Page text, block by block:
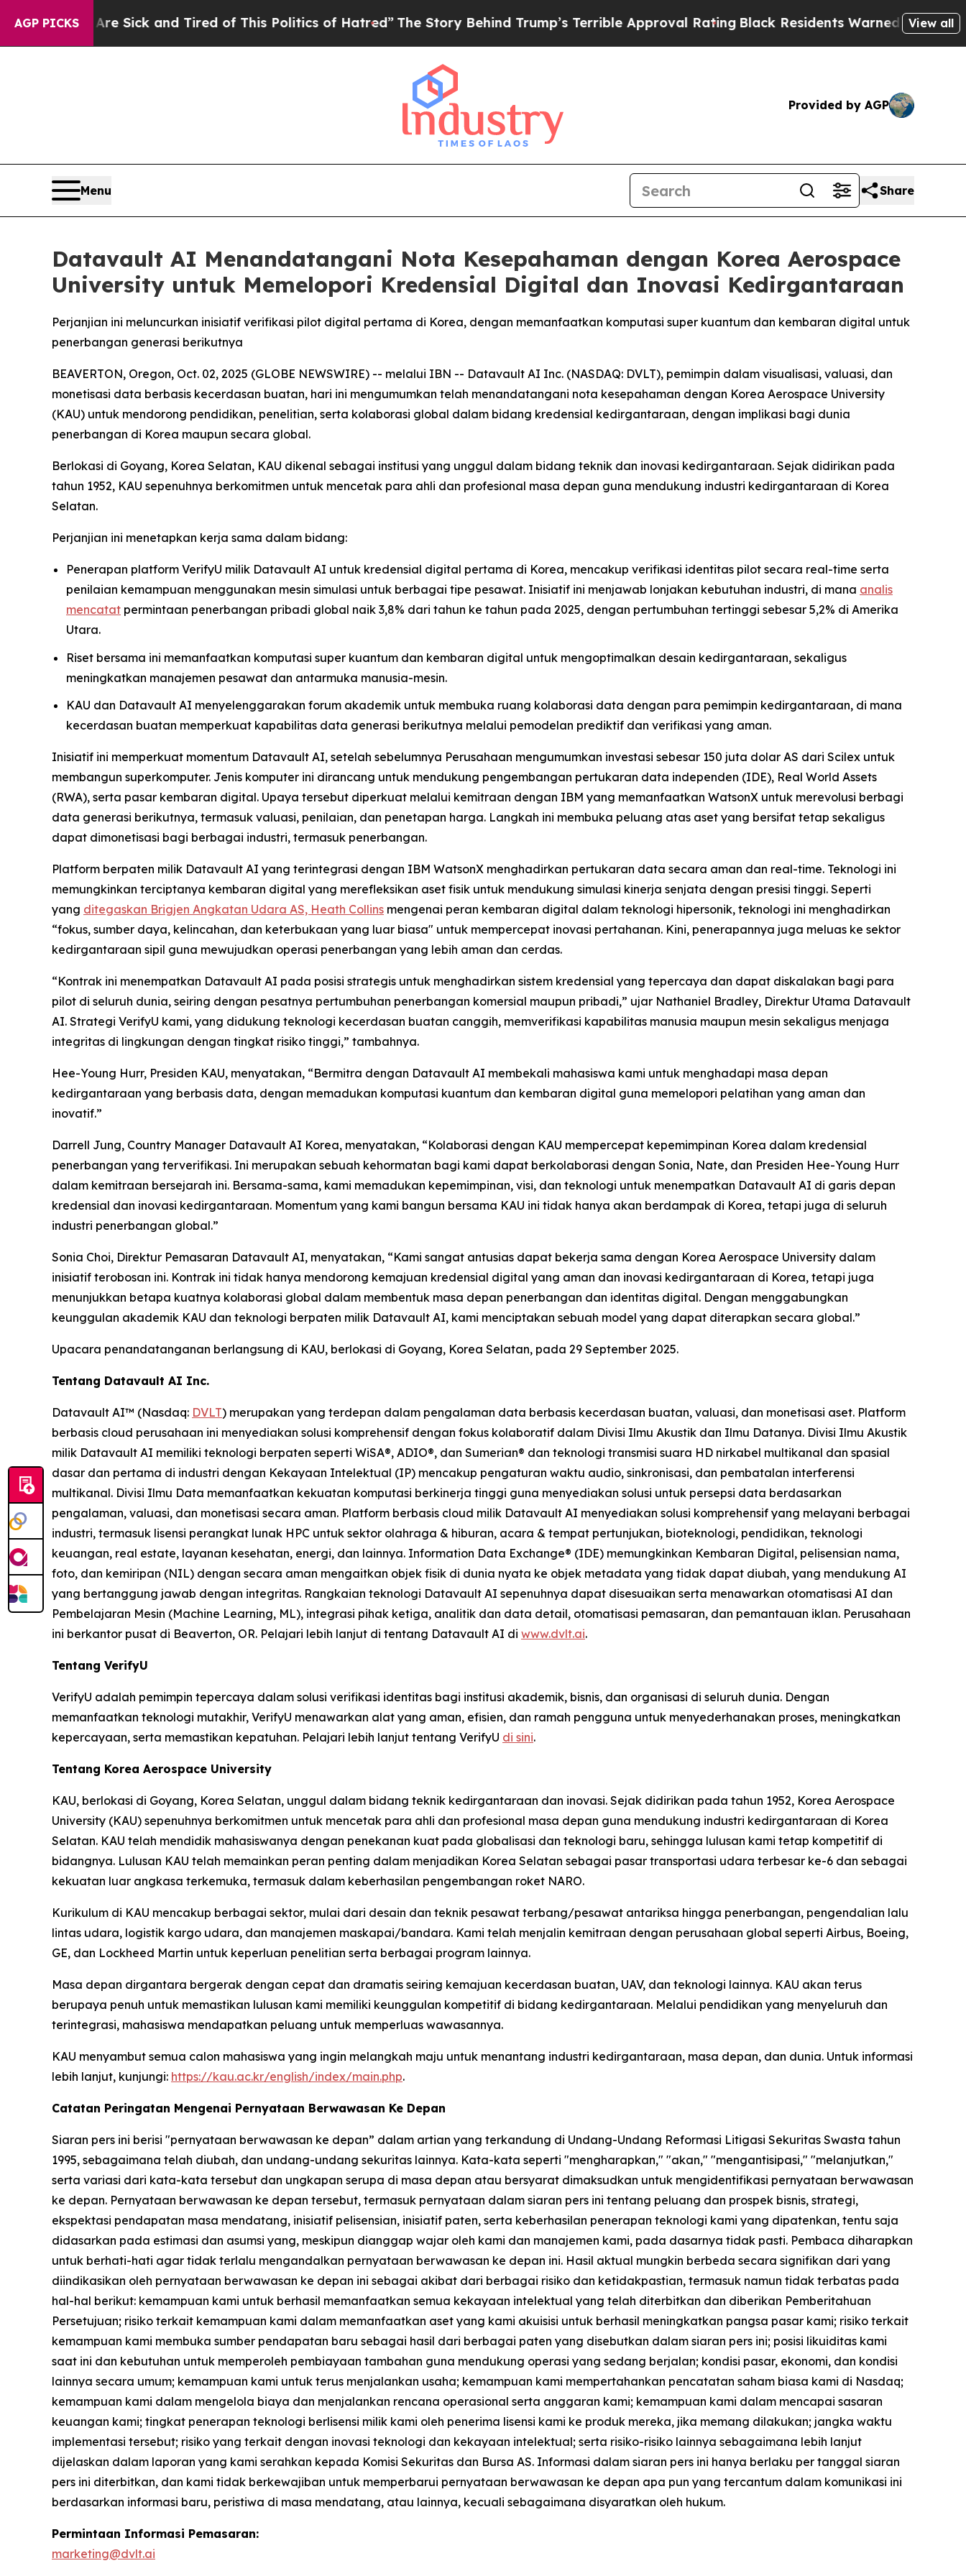
AGP PICKS
Are Sick and Tired of This Politics of Hatred”The Story Behind Trump’s Terrible Approval RatingBlack Residents Warned of Abusive Cops for
View all
Provided by AGP
Menu Share
Datavault AI Menandatangani Nota Kesepahaman dengan Korea Aerospace
University untuk Memelopori Kredensial Digital dan Inovasi Kedirgantaraan
Perjanjian ini meluncurkan inisiatif verifikasi pilot digital pertama di Korea, dengan memanfaatkan komputasi super kuantum dan kembaran digital untuk
penerbangan generasi berikutnya
BEAVERTON, Oregon, Oct. 02, 2025 (GLOBE NEWSWIRE) -- melalui IBN -- Datavault AI Inc. (NASDAQ: DVLT), pemimpin dalam visualisasi, valuasi, dan
monetisasi data berbasis kecerdasan buatan, hari ini mengumumkan telah menandatangani nota kesepahaman dengan Korea Aerospace University
(KAU) untuk mendorong pendidikan, penelitian, serta kolaborasi global dalam bidang kredensial kedirgantaraan, dengan implikasi bagi dunia
penerbangan di Korea maupun secara global.
Berlokasi di Goyang, Korea Selatan, KAU dikenal sebagai institusi yang unggul dalam bidang teknik dan inovasi kedirgantaraan. Sejak didirikan pada
tahun 1952, KAU sepenuhnya berkomitmen untuk mencetak para ahli dan profesional masa depan guna mendukung industri kedirgantaraan di Korea
Selatan.
Perjanjian ini menetapkan kerja sama dalam bidang:
Penerapan platform VerifyU milik Datavault AI untuk kredensial digital pertama di Korea, mencakup verifikasi identitas pilot secara real-time serta
penilaian kemampuan menggunakan mesin simulasi untuk berbagai tipe pesawat. Inisiatif ini menjawab lonjakan kebutuhan industri, di mana analis
mencatat permintaan penerbangan pribadi global naik 3,8% dari tahun ke tahun pada 2025, dengan pertumbuhan tertinggi sebesar 5,2% di Amerika
Utara.
Riset bersama ini memanfaatkan komputasi super kuantum dan kembaran digital untuk mengoptimalkan desain kedirgantaraan, sekaligus
meningkatkan manajemen pesawat dan antarmuka manusia-mesin.
KAU dan Datavault AI menyelenggarakan forum akademik untuk membuka ruang kolaborasi data dengan para pemimpin kedirgantaraan, di mana
kecerdasan buatan memperkuat kapabilitas data generasi berikutnya melalui pemodelan prediktif dan verifikasi yang aman.
Inisiatif ini memperkuat momentum Datavault AI, setelah sebelumnya Perusahaan mengumumkan investasi sebesar 150 juta dolar AS dari Scilex untuk
membangun superkomputer. Jenis komputer ini dirancang untuk mendukung pengembangan pertukaran data independen (IDE), Real World Assets
(RWA), serta pasar kembaran digital. Upaya tersebut diperkuat melalui kemitraan dengan IBM yang memanfaatkan WatsonX untuk merevolusi berbagi
data generasi berikutnya, termasuk valuasi, penilaian, dan penetapan harga. Langkah ini membuka peluang atas aset yang bersifat tetap sekaligus
dapat dimonetisasi bagi berbagai industri, termasuk penerbangan.
Platform berpaten milik Datavault AI yang terintegrasi dengan IBM WatsonX menghadirkan pertukaran data secara aman dan real-time. Teknologi ini
memungkinkan terciptanya kembaran digital yang merefleksikan aset fisik untuk mendukung simulasi kinerja senjata dengan presisi tinggi. Seperti
yang ditegaskan Brigjen Angkatan Udara AS, Heath Collins mengenai peran kembaran digital dalam teknologi hipersonik, teknologi ini menghadirkan
“fokus, sumber daya, kelincahan, dan keterbukaan yang luar biasa" untuk mempercepat inovasi pertahanan. Kini, penerapannya juga meluas ke sektor
kedirgantaraan sipil guna mewujudkan operasi penerbangan yang lebih aman dan cerdas.
“Kontrak ini menempatkan Datavault AI pada posisi strategis untuk menghadirkan sistem kredensial yang tepercaya dan dapat diskalakan bagi para
pilot di seluruh dunia, seiring dengan pesatnya pertumbuhan penerbangan komersial maupun pribadi,” ujar Nathaniel Bradley, Direktur Utama Datavault
AI. Strategi VerifyU kami, yang didukung teknologi kecerdasan buatan canggih, memverifikasi kapabilitas manusia maupun mesin sekaligus menjaga
integritas di lingkungan dengan tingkat risiko tinggi,” tambahnya.
Hee-Young Hurr, Presiden KAU, menyatakan, “Bermitra dengan Datavault AI membekali mahasiswa kami untuk menghadapi masa depan
kedirgantaraan yang berbasis data, dengan memadukan komputasi kuantum dan kembaran digital guna memelopori pelatihan yang aman dan
inovatif.”
Darrell Jung, Country Manager Datavault AI Korea, menyatakan, “Kolaborasi dengan KAU mempercepat kepemimpinan Korea dalam kredensial
penerbangan yang terverifikasi. Ini merupakan sebuah kehormatan bagi kami dapat berkolaborasi dengan Sonia, Nate, dan Presiden Hee-Young Hurr
dalam kemitraan bersejarah ini. Bersama-sama, kami memadukan kepemimpinan, visi, dan teknologi untuk menempatkan Datavault AI di garis depan
kredensial dan inovasi kedirgantaraan. Momentum yang kami bangun bersama KAU ini tidak hanya akan berdampak di Korea, tetapi juga di seluruh
industri penerbangan global.”
Sonia Choi, Direktur Pemasaran Datavault AI, menyatakan, “Kami sangat antusias dapat bekerja sama dengan Korea Aerospace University dalam
inisiatif terobosan ini. Kontrak ini tidak hanya mendorong kemajuan kredensial digital yang aman dan inovasi kedirgantaraan di Korea, tetapi juga
menunjukkan betapa kuatnya kolaborasi global dalam membentuk masa depan penerbangan dan identitas digital. Dengan menggabungkan
keunggulan akademik KAU dan teknologi berpaten milik Datavault AI, kami menciptakan sebuah model yang dapat diterapkan secara global.”
Upacara penandatanganan berlangsung di KAU, berlokasi di Goyang, Korea Selatan, pada 29 September 2025.
Tentang Datavault AI Inc.
Datavault AI™ (Nasdaq: DVLT) merupakan yang terdepan dalam pengalaman data berbasis kecerdasan buatan, valuasi, dan monetisasi aset. Platform
berbasis cloud perusahaan ini menyediakan solusi komprehensif dengan fokus kolaboratif dalam Divisi Ilmu Akustik dan Ilmu Datanya. Divisi Ilmu Akustik
milik Datavault AI memiliki teknologi berpaten seperti WiSA®, ADIO®, dan Sumerian® dan teknologi transmisi suara HD nirkabel multikanal dan spasial
dasar dan pertama di industri dengan Kekayaan Intelektual (IP) mencakup pengaturan waktu audio, sinkronisasi, dan pembatalan interferensi
multikanal. Divisi Ilmu Data memanfaatkan kekuatan komputasi berkinerja tinggi guna menyediakan solusi untuk persepsi data berdasarkan
pengalaman, valuasi, dan monetisasi secara aman. Platform berbasis cloud milik Datavault AI menyediakan solusi komprehensif yang melayani berbagai
industri, termasuk lisensi perangkat lunak HPC untuk sektor olahraga & hiburan, acara & tempat pertunjukan, bioteknologi, pendidikan, teknologi
keuangan, real estate, layanan kesehatan, energi, dan lainnya. Information Data Exchange® (IDE) memungkinkan Kembaran Digital, pelisensian nama,
foto, dan kemiripan (NIL) dengan secara aman mengaitkan objek fisik di dunia nyata ke objek metadata yang tidak dapat diubah, yang mendukung AI
yang bertanggung jawab dengan integritas. Rangkaian teknologi Datavault AI sepenuhnya dapat disesuaikan serta menawarkan otomatisasi AI dan
Pembelajaran Mesin (Machine Learning, ML), integrasi pihak ketiga, analitik dan data detail, otomatisasi pemasaran, dan pemantauan iklan. Perusahaan
ini berkantor pusat di Beaverton, OR. Pelajari lebih lanjut di tentang Datavault AI di www.dvlt.ai.
Tentang VerifyU
VerifyU adalah pemimpin tepercaya dalam solusi verifikasi identitas bagi institusi akademik, bisnis, dan organisasi di seluruh dunia. Dengan
memanfaatkan teknologi mutakhir, VerifyU menawarkan alat yang aman, efisien, dan ramah pengguna untuk menyederhanakan proses, meningkatkan
kepercayaan, serta memastikan kepatuhan. Pelajari lebih lanjut tentang VerifyU di sini.
Tentang Korea Aerospace University
KAU, berlokasi di Goyang, Korea Selatan, unggul dalam bidang teknik kedirgantaraan dan inovasi. Sejak didirikan pada tahun 1952, Korea Aerospace
University (KAU) sepenuhnya berkomitmen untuk mencetak para ahli dan profesional masa depan guna mendukung industri kedirgantaraan di Korea
Selatan. KAU telah mendidik mahasiswanya dengan penekanan kuat pada globalisasi dan teknologi baru, sehingga lulusan kami tetap kompetitif di
bidangnya. Lulusan KAU telah memainkan peran penting dalam menjadikan Korea Selatan sebagai pasar transportasi udara terbesar ke-6 dan sebagai
kekuatan luar angkasa terkemuka, termasuk dalam keberhasilan pengembangan roket NARO.
Kurikulum di KAU mencakup berbagai sektor, mulai dari desain dan teknik pesawat terbang/pesawat antariksa hingga penerbangan, pengendalian lalu
lintas udara, logistik kargo udara, dan manajemen maskapai/bandara. Kami telah menjalin kemitraan dengan perusahaan global seperti Airbus, Boeing,
GE, dan Lockheed Martin untuk keperluan penelitian serta berbagai program lainnya.
Masa depan dirgantara bergerak dengan cepat dan dramatis seiring kemajuan kecerdasan buatan, UAV, dan teknologi lainnya. KAU akan terus
berupaya penuh untuk memastikan lulusan kami memiliki keunggulan kompetitif di bidang kedirgantaraan. Melalui pendidikan yang menyeluruh dan
terintegrasi, mahasiswa mendapatkan peluang untuk memperluas wawasannya.
KAU menyambut semua calon mahasiswa yang ingin melangkah maju untuk menantang industri kedirgantaraan, masa depan, dan dunia. Untuk informasi
lebih lanjut, kunjungi: https://kau.ac.kr/english/index/main.php.
Catatan Peringatan Mengenai Pernyataan Berwawasan Ke Depan
Siaran pers ini berisi "pernyataan berwawasan ke depan” dalam artian yang terkandung di Undang-Undang Reformasi Litigasi Sekuritas Swasta tahun
1995, sebagaimana telah diubah, dan undang-undang sekuritas lainnya. Kata-kata seperti "mengharapkan," "akan," "mengantisipasi," "melanjutkan,"
serta variasi dari kata-kata tersebut dan ungkapan serupa di masa depan atau bersyarat dimaksudkan untuk mengidentifikasi pernyataan berwawasan
ke depan. Pernyataan berwawasan ke depan tersebut, termasuk pernyataan dalam siaran pers ini tentang peluang dan prospek bisnis, strategi,
ekspektasi pendapatan masa mendatang, inisiatif pelisensian, inisiatif paten, serta keberhasilan penerapan teknologi kami yang dipatenkan, tentu saja
didasarkan pada estimasi dan asumsi yang, meskipun dianggap wajar oleh kami dan manajemen kami, pada dasarnya tidak pasti. Pembaca diharapkan
untuk berhati-hati agar tidak terlalu mengandalkan pernyataan berwawasan ke depan ini. Hasil aktual mungkin berbeda secara signifikan dari yang
diindikasikan oleh pernyataan berwawasan ke depan ini sebagai akibat dari berbagai risiko dan ketidakpastian, termasuk namun tidak terbatas pada
hal-hal berikut: kemampuan kami untuk berhasil memanfaatkan semua kekayaan intelektual yang telah diterbitkan dan diberikan Pemberitahuan
Persetujuan; risiko terkait kemampuan kami dalam memanfaatkan aset yang kami akuisisi untuk berhasil meningkatkan pangsa pasar kami; risiko terkait
kemampuan kami membuka sumber pendapatan baru sebagai hasil dari berbagai paten yang disebutkan dalam siaran pers ini; posisi likuiditas kami
saat ini dan kebutuhan untuk memperoleh pembiayaan tambahan guna mendukung operasi yang sedang berjalan; kondisi pasar, ekonomi, dan kondisi
lainnya secara umum; kemampuan kami untuk terus menjalankan usaha; kemampuan kami mempertahankan pencatatan saham biasa kami di Nasdaq;
kemampuan kami dalam mengelola biaya dan menjalankan rencana operasional serta anggaran kami; kemampuan kami dalam mencapai sasaran
keuangan kami; tingkat penerapan teknologi berlisensi milik kami oleh penerima lisensi kami ke produk mereka, jika memang dilakukan; jangka waktu
implementasi tersebut; risiko yang terkait dengan inovasi teknologi dan kekayaan intelektual; serta risiko-risiko lainnya sebagaimana lebih lanjut
dijelaskan dalam laporan yang kami serahkan kepada Komisi Sekuritas dan Bursa AS. Informasi dalam siaran pers ini hanya berlaku per tanggal siaran
pers ini diterbitkan, dan kami tidak berkewajiban untuk memperbarui pernyataan berwawasan ke depan apa pun yang tercantum dalam komunikasi ini
berdasarkan informasi baru, peristiwa di masa mendatang, atau lainnya, kecuali sebagaimana disyaratkan oleh hukum.
Permintaan Informasi Pemasaran:
marketing@dvlt.ai